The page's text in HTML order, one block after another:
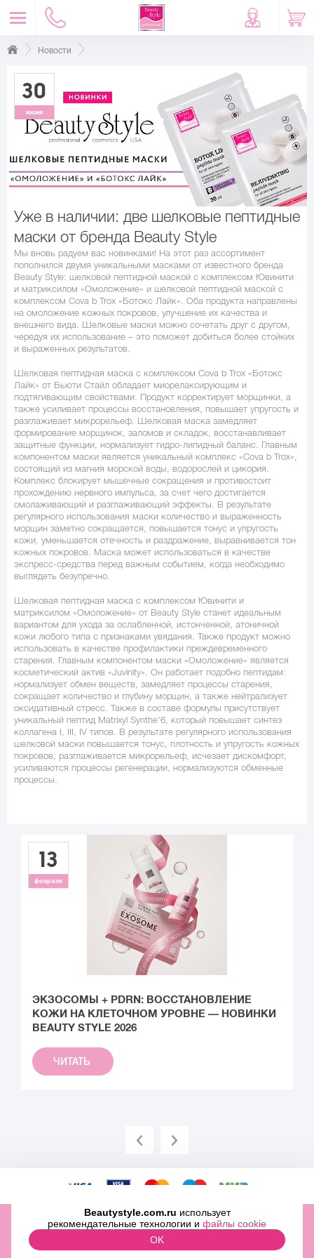
Новости
30
июня
Уже в наличии: две шелковые пептидные
маски от бренда Beauty Style
Мы вновь радуем вас новинками! На этот раз ассортимент
пополнился двумя уникальными масками от известного бренда
Beauty Style: шелковой пептидной маской с комплексом Ювинити
и матриксилом «Омоложение» и шелковой пептидной маской с
комплексом Cova b Trox «Ботокс Лайк». Оба продукта направлены
на омоложение кожных покровов, улучшение их качества и
внешнего вида. Шелковые маски можно сочетать друг с другом,
чередуя их использование – это поможет добиться более стойких
и выраженных результатов.
Шелковая пептидная маска с комплексом Cova b Trox «Ботокс
Лайк» от Бьюти Стайл обладает миорелаксирующим и
подтягивающим свойствами. Продукт корректирует морщинки, а
также усиливает процессы восстановления, повышает упругость и
разглаживает микрорельеф. Шелковая маска замедляет
формирование морщинок, заломов и складок, восстанавливает
защитные функции, нормализует гидро-липидный баланс. Главным
компонентом маски является уникальный комплекс «Cova b Trox»,
состоящий из магния морской воды, водорослей и цикория.
Комплекс блокирует мышечные сокращения и противостоит
прохождению нервного импульса, за счет чего достигается
омолаживающий и разглаживающий эффекты. В результате
регулярного использования маски количество и выраженность
морщин заметно сокращается, повышается тонус и упругость
кожи, уменьшается отечность и раздражение, выравнивается тон
кожных покровов. Маска может использоваться в качестве
экспресс-средства перед важным событием, когда необходимо
выглядеть безупречно.
Шелковая пептидная маска с комплексом Ювинити и
матриксилом «Омоложение» от Beauty Style станет идеальным
вариантом для ухода за ослабленной, истонченной, атоничной
кожи любого типа с признаками увядания. Также продукт можно
использовать в качестве профилактики преждевременного
старения. Главным компонентом маски «Омоложение» является
косметический актив «Juvinity». Он работает подобно пептидам:
нормализует обмен веществ, замедляет процессы старения,
сокращает количество и глубину морщин, а также нейтрализует
оксидативный стресс. Также в составе формулы присутствует
уникальный пептид Matrixyl Synthe’6, который повышает синтез
коллагена I, III, IV типов. В результате регулярного использования
шелковой маски повышается тонус, плотность и упругость кожных
покровов, разглаживается микрорельеф, исчезает дискомфорт,
усиливаются процессы регенерации, нормализуются обменные
процессы.
13
февраля
ЭКЗОСОМЫ + PDRN: ВОССТАНОВЛЕНИЕ
КОЖИ НА КЛЕТОЧНОМ УРОВНЕ — НОВИНКИ
BEAUTY STYLE 2026
ЧИТАТЬ
ООО «МИТРИДАТ» ОГРН 1097746500829 ИНН 7727696979
2009-2026 © Beauty Style Inc.,
Beautystyle.com.ru использует
рекомендательные технологии и файлы cookie
OK